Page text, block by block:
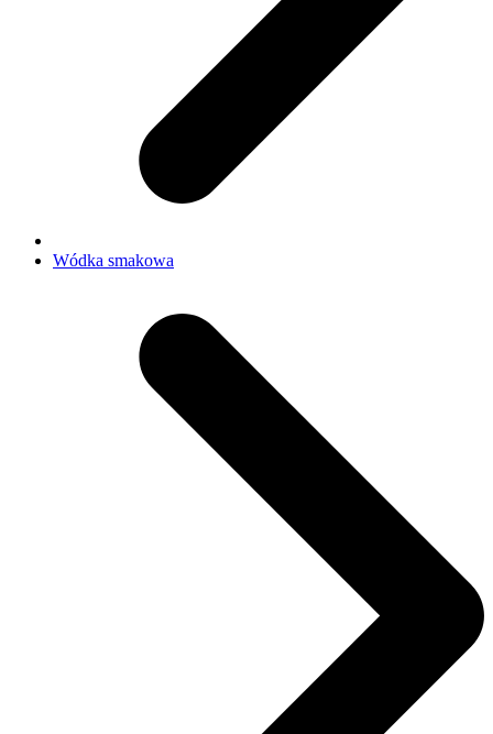
Wódka smakowa